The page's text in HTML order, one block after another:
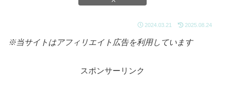
2024.03.21 2025.08.24
※当サイトはアフィリエイト広告を利用しています
スポンサーリンク